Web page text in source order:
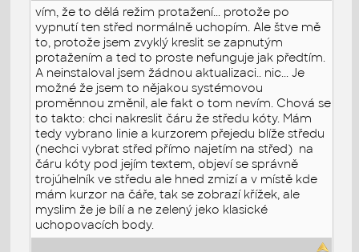
vím, že to dělá režim protažení... protože po
vypnutí ten střed normálně uchopím. Ale štve mě
to, protože jsem zvyklý kreslit se zapnutým
protažením a ted to proste nefunguje jak předtím.
A neinstaloval jsem žádnou aktualizaci.. nic... Je
možné že jsem to nějakou systémovou
proměnnou změnil, ale fakt o tom nevím. Chová se
to takto: chci nakreslit čáru že středu kóty. Mám
tedy vybrano linie a kurzorem přejedu blíže středu
(nechci vybrat střed přímo najetím na střed) na
čáru kóty pod jejím textem, objeví se správně
trojúhelník ve středu ale hned zmizí a v místě kde
mám kurzor na čáře, tak se zobrazí křížek, ale
myslim že je bílí a ne zelený jeko klasické
uchopovacích body.